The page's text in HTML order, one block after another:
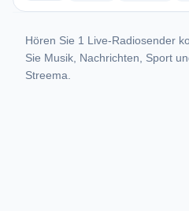
Hören Sie 1 Live-Radiosender
Sie Musik, Nachrichten, Sport
Streema.